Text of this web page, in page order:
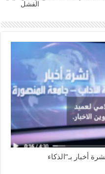
الفشل
أخبار بـ”الذكاء